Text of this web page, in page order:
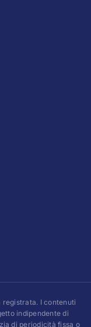
registrata. I contenuti
indipendente di
di periodicità fissa o